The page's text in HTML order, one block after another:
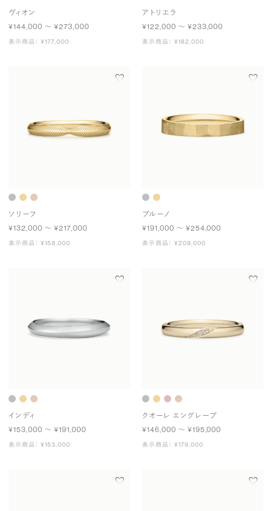
ヴィオン
¥144,000 〜 ¥273,000
表示商品： ¥177,000
アトリエラ
¥122,000 〜 ¥233,000
表示商品： ¥182,000
ソリーフ
¥132,000 〜 ¥217,000
表示商品： ¥158,000
ブルーノ
¥191,000 〜 ¥254,000
表示商品： ¥209,000
インディ
¥153,000 〜 ¥191,000
表示商品： ¥153,000
クオーレ エングレーブ
¥146,000 〜 ¥195,000
表示商品： ¥179,000